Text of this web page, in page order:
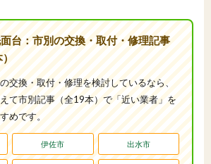
台：市別の交換・取付・修理記事
）
交換・取付・修理を検討しているなら、
て市別記事（全19本）で「近い業者」を
めです。
伊佐市 出水市